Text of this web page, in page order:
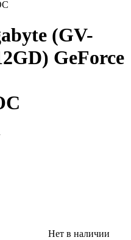
(GV-
GeForce
Нет в наличии